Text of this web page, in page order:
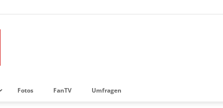
Fotos FanTV Umfragen